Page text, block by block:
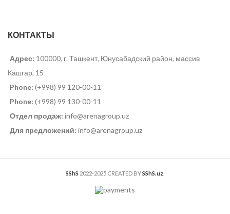
КОНТАКТЫ
Адрес: 100000, г. Ташкент, Юнусабадский район, массив
Кашгар, 15
Phone: (+998) 99 120-00-11
Phone: (+998) 99 130-00-11
Отдел продаж: info@arenagroup.uz
Для предложений: info@arenagroup.uz
SShS 2022-2025 CREATED BYSShS.uz